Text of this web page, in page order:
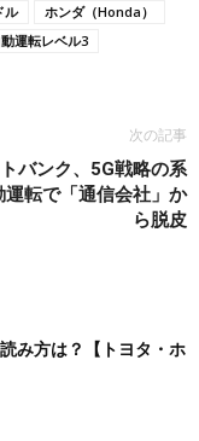
ル
ホンダ（Honda）
運転レベル3
次の記事
バンク、5G戦略の系
転で「通信会社」か
ら脱皮
み方は？【トヨタ・ホ